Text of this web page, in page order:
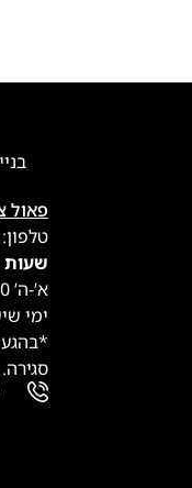
פאול צלאן
טלפון:
שעות
א’-ה’ 10:00-18:30
ימי שישי:
סגירה.